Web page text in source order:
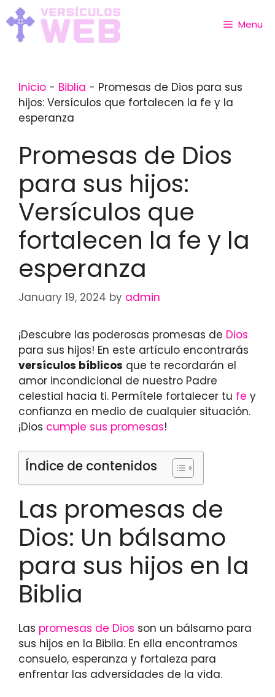
Skip
to
content
Menu
Inicio - Biblia - Promesas de Dios para sus
hijos: Versículos que fortalecen la fe y la
esperanza
Promesas de Dios
para sus hijos:
Versículos que
fortalecen la fe y la
esperanza
January 19, 2024 by admin
¡Descubre las poderosas promesas de Dios
para sus hijos! En este artículo encontrarás
versículos bíblicos que te recordarán el
amor incondicional de nuestro Padre
celestial hacia ti. Permítele fortalecer tu fe y
confianza en medio de cualquier situación.
¡Dios cumple sus promesas!
Índice de contenidos
Las promesas de
Dios: Un bálsamo
para sus hijos en la
Biblia
Las promesas de Dios son un bálsamo para
sus hijos en la Biblia. En ella encontramos
consuelo, esperanza y fortaleza para
enfrentar las adversidades de la vida.